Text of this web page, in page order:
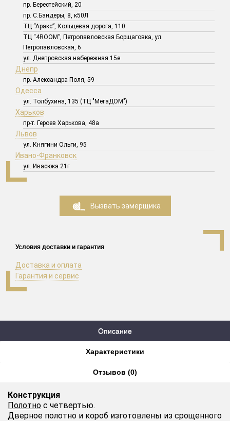
пр. Берестейский, 20
пр. С.Бандеры, 8, к50Л
ТЦ “Аракс”, Кольцевая дорога, 110
ТЦ “4ROOM”, Петропавловская Борщаговка, ул.
Петропавловская, 6
ул. Днепровская набережная 15е
Днепр
пр. Александра Поля, 59
Одесса
ул. Толбухина, 135 (ТЦ "МегаДОМ")
Харьков
пр-т. Героев Харькова, 48а
Львов
ул. Княгини Ольги, 95
Ивано-Франковск
ул. Ивасюка 21г
Вызвать замерщика
Условия доставки и гарантия
Доставка и оплата
Гарантия и сервис
Описание
Характеристики
Отзывов (0)
Конструкция
Полотно с четвертью.
Дверное полотно и короб изготовлены из срощенного